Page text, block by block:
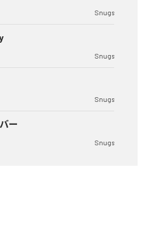
Snugs
Snugs
Snugs
ー
Snugs